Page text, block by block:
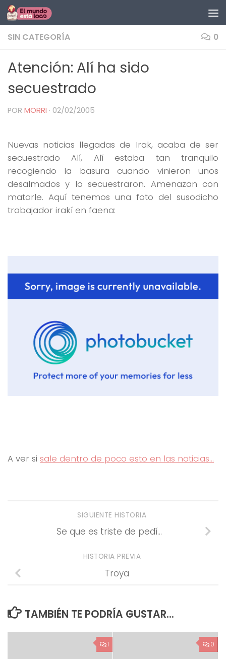
Saltar al contenido
SIN CATEGORÍA 0
Atención: Alí ha sido
secuestrado
POR MORRI · 02/02/2005
Nuevas noticias llegadas de Irak, acaba de ser
secuestrado Alí, Alí estaba tan tranquilo
recogiendo la basura cuando vinieron unos
desalmados y lo secuestraron. Amenazan con
matarle. Aquí tenemos una foto del susodicho
trabajador irakí en faena:
A ver si sale dentro de poco esto en las noticias…
SIGUIENTE HISTORIA
Se que es triste de pedí…
HISTORIA PREVIA
Troya
TAMBIÉN TE PODRÍA GUSTAR...
1 0